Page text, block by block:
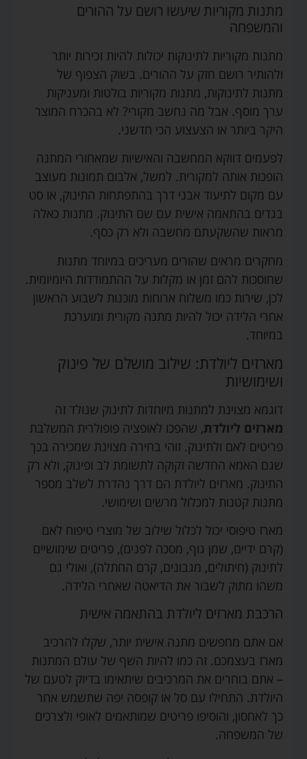
מתנות מקוריות שיעשו רושם על ההורים
והמשפחה
מתנות מקוריות לתינוקות יכולות להיות זכירות יותר
ולהותיר רושם חזק על ההורים. בשוק הצפוף של
מתנות לתינוקות, מתנות מקוריות בולטות ומעניקות
ערך מוסף. אבל מה נחשב מקורי? לא בהכרח המוצר
היקר ביותר או הצעצוע הכי חדשני.
לפעמים דווקא המחשבה והאישיות שמאחורי המתנה
הופכות אותה למקורית. למשל, אלבום תמונות מעוצב
עם מקום לתיעוד אבני דרך בהתפתחות התינוק, או סט
בגדים בהתאמה אישית עם שם התינוק. מתנות כאלה
מראות שהשקעתם מחשבה ולא רק כסף.
מחקרים מראים שהורים מעריכים במיוחד מתנות
שחוסכות להם זמן או מקלות על ההתמודדות היומיומית.
לכן, שירות כמו משלוח ארוחות מוכנות לשבוע הראשון
אחרי הלידה יכול להיות מתנה מקורית ומוערכת
במיוחד.
מארזים ליולדת: שילוב מושלם של פינוק
ושימושיות
דוגמא מצוינת למתנות מיוחדות לתינוק שנולד זה
מארזים ליולדת, שהפכו לאופציה פופולרית המשלבת
פריטים לאם ולתינוק. זוהי בחירה מצוינת שמכירה בכך
שגם האמא החדשה זקוקה לתשומת לב ופינוק, ולא רק
התינוק. מארזים ליולדת הם דרך נהדרת לשלב מספר
מתנות קטנות למכלול מרשים ושימושי.
מארז טיפוסי יכול לכלול שילוב של מוצרי טיפוח לאם
(קרם ידיים, שמן גוף, מסכה לפנים), פריטים שימושיים
לתינוק (חיתולים, מגבונים, קרם החתלה), ואולי גם
משהו מתוק לשבור את הדיאטה שאחרי הלידה.
הרכבת מארזים ליולדת בהתאמה אישית
אם אתם מחפשים מתנה אישית יותר, שקלו להרכיב
מארז בעצמכם. זה כמו להיות השף של עולם המתנות
– אתם בוחרים את המרכיבים שיתאימו בדיוק לטעם של
היולדת. התחילו עם סל או קופסה יפה שתשמש אחר
כך לאחסון, והוסיפו פריטים שמותאמים לאופי ולצרכים
של המשפחה.